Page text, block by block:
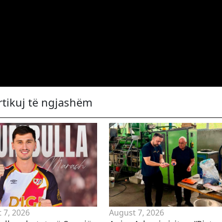
të ngjashëm
7, 2026 August 7, 2026